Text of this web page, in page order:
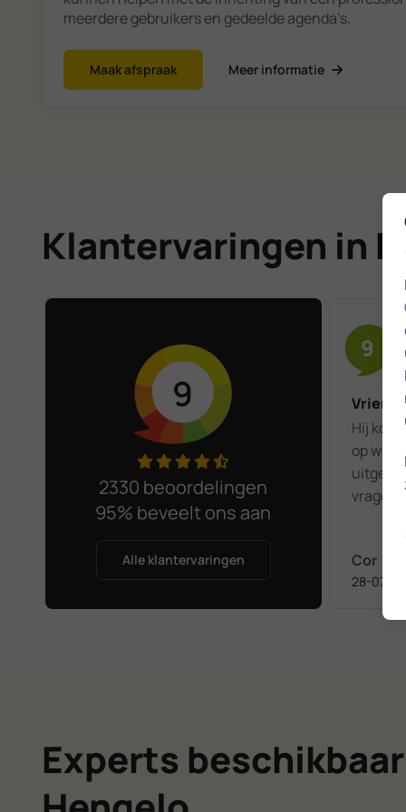
meerdere gebruikers en gedeelde agenda’s.
Maak afspraak Meer informatie
Klantervaringen in
9
2330 beoordelingen
95% beveelt ons aan
Alle klantervaringen
9
Hij
op
vragen
Cor
28-07-
Experts